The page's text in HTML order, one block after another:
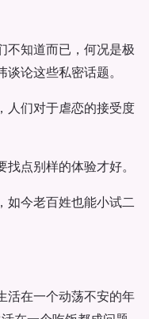
不知道而已，何况是极
论这些私密话题。
人们对于虐恋的接受度
点别样的体验才好。
如今老百姓也能小试二
活在一个动荡不安的年